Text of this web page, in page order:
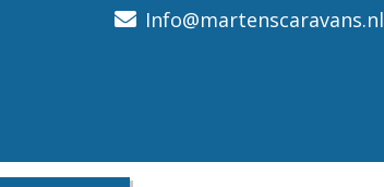
Info@martenscaravans.nl